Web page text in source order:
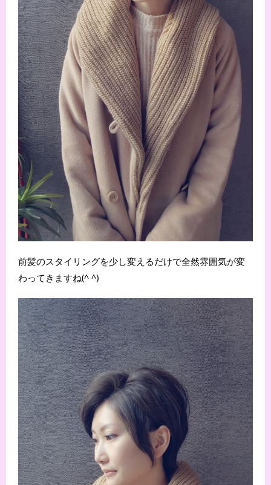
前髪のスタイリングを少し変えるだけで全然雰囲気が変
わってきますね(^ ^)